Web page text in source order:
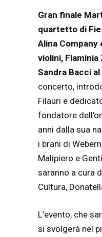
Gran finale
quartetto di
Alina Company
violini, Flaminia
Sandra Bacci
concerto,
Filauri e
fondatore
anni dalla sua
i brani di
Malipiero e
saranno a cura
Cultura,
L’evento, che
si svolgerà nel